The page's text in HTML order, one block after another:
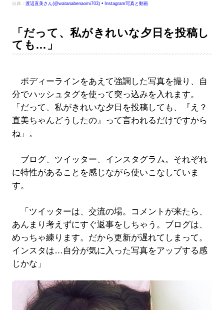
出典： 渡辺直美さん(@watanabenaomi703) • Instagram写真と動画
「だって、私がきれいな夕日を投稿し
ても…」
ボディーラインをあえて強調した写真を撮り、自
分でハッシュタグを使って突っ込みを入れます。
「だって、私がきれいな夕日を投稿しても、『え？
直美ちゃんどうしたの』って言われるだけですから
ね」。
ブログ、ツイッター、インスタグラム。それぞれ
に特性があることを感じながら使いこなしていま
す。
「ツイッターは、交流の場。コメントが来たら、
あんまり考えずにすぐ返事をしちゃう。ブログは、
めっちゃ練ります。だから更新が遅れてしまって。
インスタは…自分が気に入った写真をアップする感
じかな」